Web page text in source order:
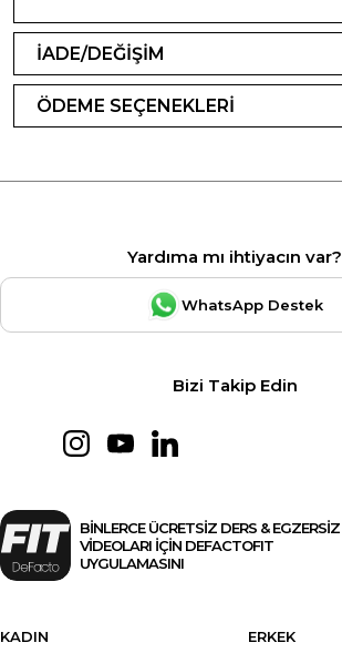
İADE/DEĞİŞİM
ÖDEME SEÇENEKLERİ
Yardıma mı ihtiyacın var?
WhatsApp Destek
Bizi Takip Edin
BİNLERCE ÜCRETSİZ DERS & EGZERSİZ
VİDEOLARI İÇİN DEFACTOFIT
UYGULAMASINI
KADIN
ERKEK